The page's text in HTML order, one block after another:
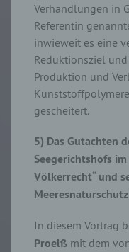
Verhandlungen in
Referentin
inwieweit es eine
Reduktionsziel
Produktion und
gescheitert.
5) Das Gutachten
Seegerichtshofs
Völkerrecht“ und
Meeresnaturschutz
In diesem Vortrag
Proelß mit dem